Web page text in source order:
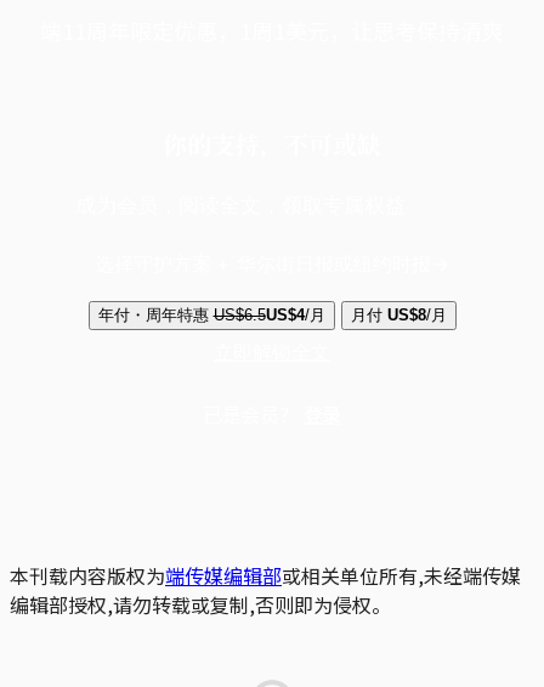
年付・周年特惠 US$6.5US$4/月 月付 US$8/月
本刊载内容版权为端传媒编辑部或相关单位所有,未经端传媒
编辑部授权,请勿转载或复制,否则即为侵权。